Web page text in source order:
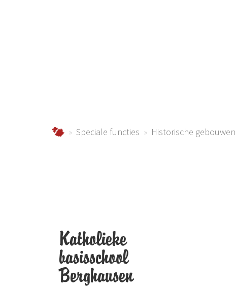
Urlaub im Schmallenberger Sauerland und der
Speciale functies Historische gebouwen
Katholieke
basisschool
Berghausen